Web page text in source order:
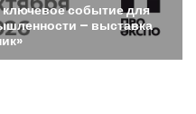
ключевоесобытиедля
– выставка